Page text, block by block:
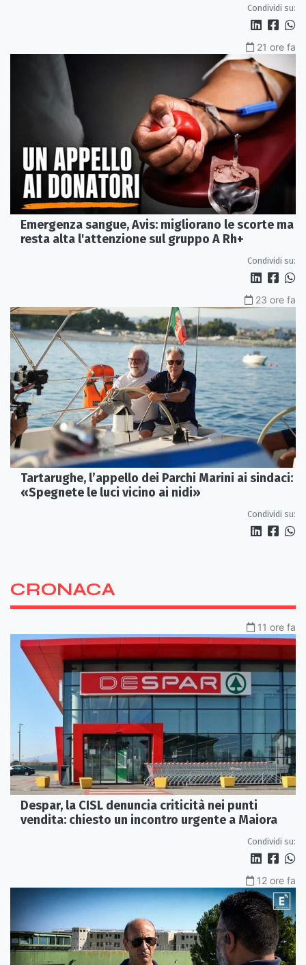
Condividi su:
21 ore fa
Emergenza sangue, Avis: migliorano le scorte ma
resta alta l'attenzione sul gruppo A Rh+
Condividi su:
23 ore fa
Tartarughe, l’appello dei Parchi Marini ai sindaci:
«Spegnete le luci vicino ai nidi»
Condividi su:
CRONACA
11 ore fa
Despar, la CISL denuncia criticità nei punti
vendita: chiesto un incontro urgente a Maiora
Condividi su:
12 ore fa